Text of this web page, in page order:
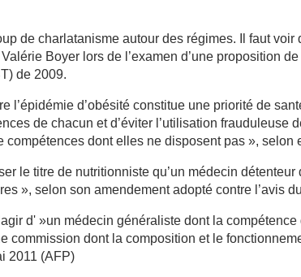
de charlatanisme autour des régimes. Il faut
Boyer lors de l’examen d’une proposition
de 2009.
l’épidémie d’obésité constitue une priorité de
de chacun et d’éviter l’utilisation frauduleuse
compétences dont elles ne disposent pas », selon
le titre de nutritionniste qu’un médecin détenteur
», selon son amendement adopté contre l’avis
d' »un médecin généraliste dont la
commission dont la composition et le
2011 (AFP)